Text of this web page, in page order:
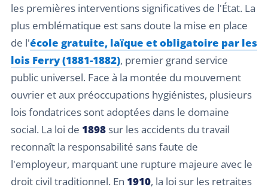
les premières interventions significatives de l'État. La
plus emblématique est sans doute la mise en place
de l'école gratuite, laïque et obligatoire par les
lois Ferry (1881-1882), premier grand service
public universel. Face à la montée du mouvement
ouvrier et aux préoccupations hygiénistes, plusieurs
lois fondatrices sont adoptées dans le domaine
social. La loi de 1898 sur les accidents du travail
reconnaît la responsabilité sans faute de
l'employeur, marquant une rupture majeure avec le
droit civil traditionnel. En 1910, la loi sur les retraites